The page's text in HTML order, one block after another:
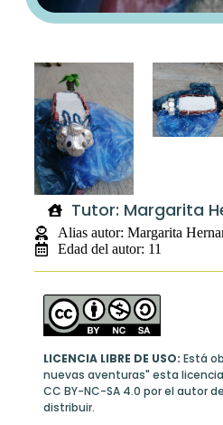
Tutor: Margarita
Alias autor: Margarita
Edad del autor: 11
LICENCIA LIBRE DE USO: Está
nuevas aventuras" esta
CC BY-NC-SA 4.0 por el autor
distribuir.